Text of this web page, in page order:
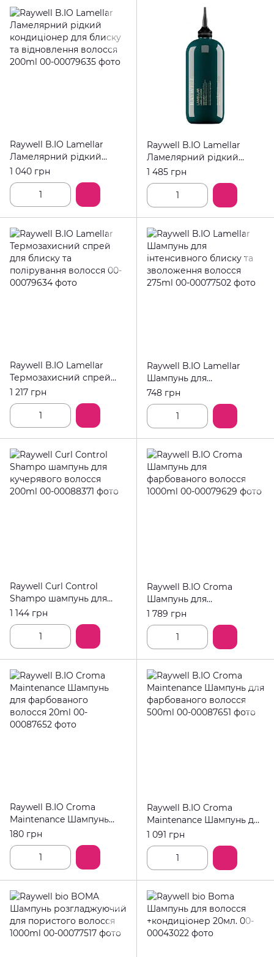
Raywell B.IO Lamellar
Ламелярний рідкий
кондиціонер для блиску
та відновлення волосся
1 040 грн
Raywell B.IO Lamellar
Ламелярний рідкий
кондиціонер для блиску
та відновлення волосся
1 485 грн
Raywell B.IO Lamellar
Термозахисний спрей
для блиску та
полірування волосся
1 217 грн
Raywell B.IO Lamellar
Шампунь для
інтенсивного блиску та
зволоження волосся
748 грн
Raywell Curl Control
Shampo шампунь для
кучерявого волосся
200ml
1 144 грн
Raywell B.IO Croma
Шампунь для
фарбованого волосся
1000ml
1 789 грн
Raywell B.IO Croma
Maintenance Шампунь
для фарбованого
волосся 20ml
180 грн
Raywell B.IO Croma
Maintenance Шампунь для
фарбованого волосся
500ml
1 091 грн